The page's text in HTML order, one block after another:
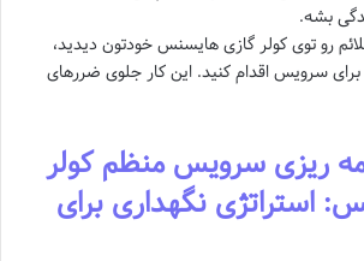
بشه.
رو توی کولر گازی هایسنس خودتون دیدید،
سرویس اقدام کنید. این کار جلوی ضررهای
ریزی سرویس منظم کولر
استراتژی نگهداری برای